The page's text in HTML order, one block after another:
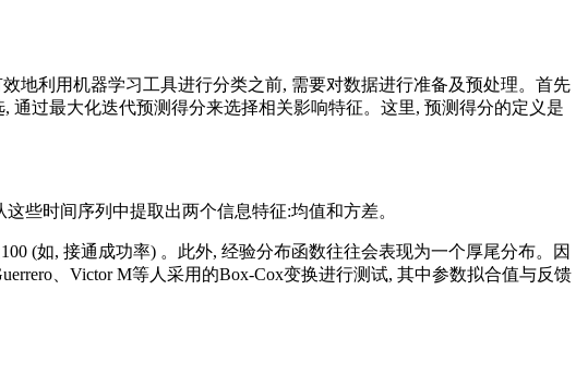
地利用机器学习工具进行分类之前, 需要对数据进行准备及预处理。首先
过最大化迭代预测得分来选择相关影响特征。这里, 预测得分的定义是
些时间序列中提取出两个信息特征:均值和方差。
(如, 接通成功率) 。此外, 经验分布函数往往会表现为一个厚尾分布。因
、Victor M等人采用的Box-Cox变换进行测试, 其中参数拟合值与反馈